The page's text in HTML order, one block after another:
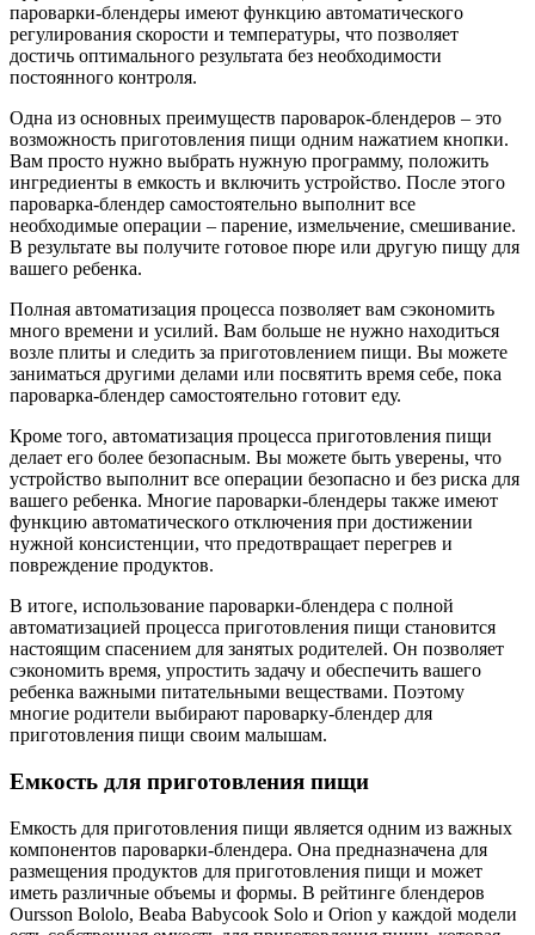
пароварки-блендеры имеют функцию автоматического
регулирования скорости и температуры, что позволяет
достичь оптимального результата без необходимости
постоянного контроля.
Одна из основных преимуществ пароварок-блендеров – это
возможность приготовления пищи одним нажатием кнопки.
Вам просто нужно выбрать нужную программу, положить
ингредиенты в емкость и включить устройство. После этого
пароварка-блендер самостоятельно выполнит все
необходимые операции – парение, измельчение, смешивание.
В результате вы получите готовое пюре или другую пищу для
вашего ребенка.
Полная автоматизация процесса позволяет вам сэкономить
много времени и усилий. Вам больше не нужно находиться
возле плиты и следить за приготовлением пищи. Вы можете
заниматься другими делами или посвятить время себе, пока
пароварка-блендер самостоятельно готовит еду.
Кроме того, автоматизация процесса приготовления пищи
делает его более безопасным. Вы можете быть уверены, что
устройство выполнит все операции безопасно и без риска для
вашего ребенка. Многие пароварки-блендеры также имеют
функцию автоматического отключения при достижении
нужной консистенции, что предотвращает перегрев и
повреждение продуктов.
В итоге, использование пароварки-блендера с полной
автоматизацией процесса приготовления пищи становится
настоящим спасением для занятых родителей. Он позволяет
сэкономить время, упростить задачу и обеспечить вашего
ребенка важными питательными веществами. Поэтому
многие родители выбирают пароварку-блендер для
приготовления пищи своим малышам.
Емкость для приготовления пищи
Емкость для приготовления пищи является одним из важных
компонентов пароварки-блендера. Она предназначена для
размещения продуктов для приготовления пищи и может
иметь различные объемы и формы. В рейтинге блендеров
Oursson Bololo, Beaba Babycook Solo и Orion у каждой модели